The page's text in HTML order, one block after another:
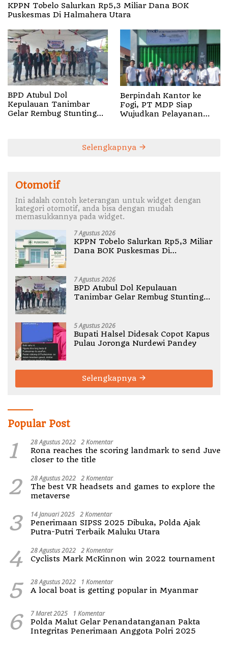
KPPN Tobelo Salurkan Rp5,3 Miliar Dana BOK
Puskesmas Di Halmahera Utara
BPD Atubul Dol
Kepulauan Tanimbar
Gelar Rembug Stunting
Berpindah Kantor ke
Fogi, PT MDP Siap
Wujudkan Pelayanan
Selengkapnya
Otomotif
Ini adalah contoh keterangan untuk widget dengan
kategori otomotif, anda bisa dengan mudah
memasukkannya pada widget.
7 Agustus 2026
KPPN Tobelo Salurkan Rp5,3 Miliar
Dana BOK Puskesmas Di
7 Agustus 2026
BPD Atubul Dol Kepulauan
Tanimbar Gelar Rembug Stunting
5 Agustus 2026
Bupati Halsel Didesak Copot Kapus
Pulau Joronga Nurdewi Pandey
Selengkapnya
Popular Post
1 28 Agustus 2022 2 Komentar
Rona reaches the scoring landmark to send Juve
closer to the title
2 28 Agustus 2022 2 Komentar
The best VR headsets and games to explore the
metaverse
3 14 Januari 2025 2 Komentar
Penerimaan SIPSS 2025 Dibuka, Polda Ajak
Putra-Putri Terbaik Maluku Utara
4 28 Agustus 2022 2 Komentar
Cyclists Mark McKinnon win 2022 tournament
5 28 Agustus 2022 1 Komentar
A local boat is getting popular in Myanmar
6 7 Maret 2025 1 Komentar
Polda Malut Gelar Penandatanganan Pakta
Integritas Penerimaan Anggota Polri 2025